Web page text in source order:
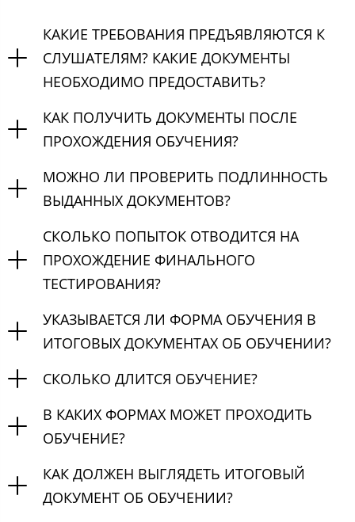
КАКИЕ ТРЕБОВАНИЯ ПРЕДЪЯВЛЯЮТСЯ К
СЛУШАТЕЛЯМ? КАКИЕ ДОКУМЕНТЫ
НЕОБХОДИМО ПРЕДОСТАВИТЬ?
КАК ПОЛУЧИТЬ ДОКУМЕНТЫ ПОСЛЕ
ПРОХОЖДЕНИЯ ОБУЧЕНИЯ?
МОЖНО ЛИ ПРОВЕРИТЬ ПОДЛИННОСТЬ
ВЫДАННЫХ ДОКУМЕНТОВ?
СКОЛЬКО ПОПЫТОК ОТВОДИТСЯ НА
ПРОХОЖДЕНИЕ ФИНАЛЬНОГО
ТЕСТИРОВАНИЯ?
УКАЗЫВАЕТСЯ ЛИ ФОРМА ОБУЧЕНИЯ В
ИТОГОВЫХ ДОКУМЕНТАХ ОБ ОБУЧЕНИИ?
СКОЛЬКО ДЛИТСЯ ОБУЧЕНИЕ?
В КАКИХ ФОРМАХ МОЖЕТ ПРОХОДИТЬ
ОБУЧЕНИЕ?
КАК ДОЛЖЕН ВЫГЛЯДЕТЬ ИТОГОВЫЙ
ДОКУМЕНТ ОБ ОБУЧЕНИИ?